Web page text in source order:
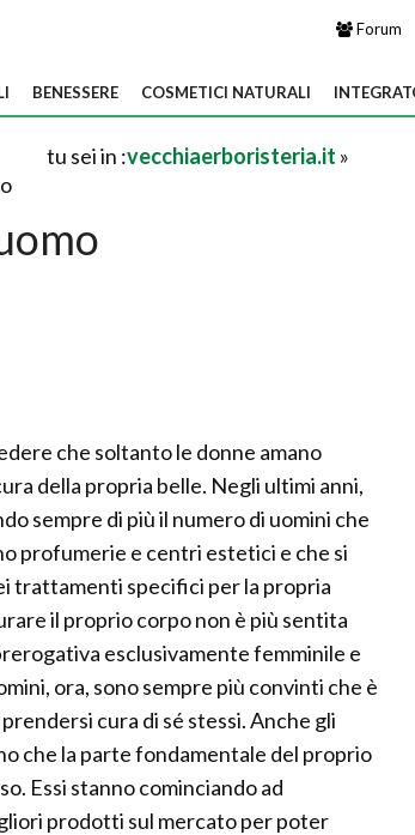
Forum
BENESSERE COSMETICI NATURALI
tu sei in :vecchiaerboristeria.it »
che soltanto le donne amano
della propria belle. Negli ultimi anni,
sempre di più il numero di uomini che
profumerie e centri estetici e che si
trattamenti specifici per la propria
il proprio corpo non è più sentita
esclusivamente femminile e
ora, sono sempre più convinti che è
cura di sé stessi. Anche gli
che la parte fondamentale del proprio
Essi stanno cominciando ad
prodotti sul mercato per poter